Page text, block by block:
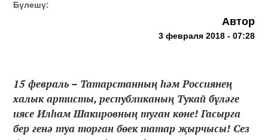
Бүлешү:
Автор
3 февраля 2018 - 07:28
15 февраль – Татарстанның һәм Россиянең
халык артисты, республиканың Тукай бүләге
иясе Илһам Шакировның туган көне! Гасырга
бер генә туа торган бөек татар җырчысы! Сез